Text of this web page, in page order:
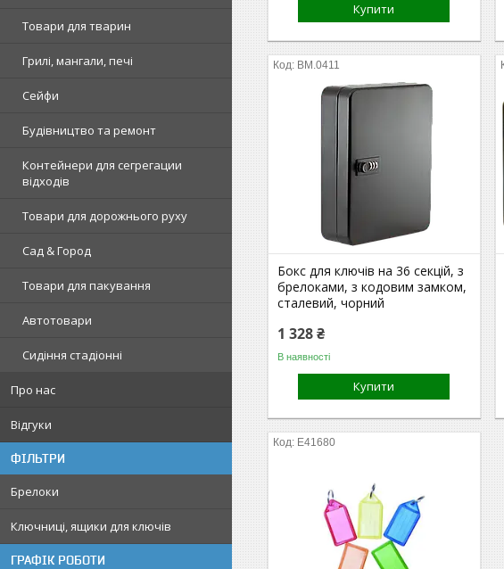
Товари для тварин
Грилі, мангали, печі
Сейфи
Будівництво та ремонт
Контейнери для сегрегации
відходів
Товари для дорожнього руху
Сад & Город
Товари для пакування
Автотовари
Сидіння стадіонні
Про нас
Відгуки
ФІЛЬТРИ
Брелоки
Ключниці, ящики для ключів
ГРАФІК РОБОТИ
Купити
BM.0411
Бокс для ключів на 36 секцій, з
брелоками, з кодовим замком,
сталевий, чорний
1 328 ₴
В наявності
Купити
E41680